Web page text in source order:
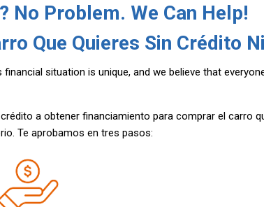
No Problem. We Can Help!
Que Quieres Sin Crédito
situation is unique, and we believe that
a obtener financiamiento para comprar el carro
Te aprobamos en tres pasos: